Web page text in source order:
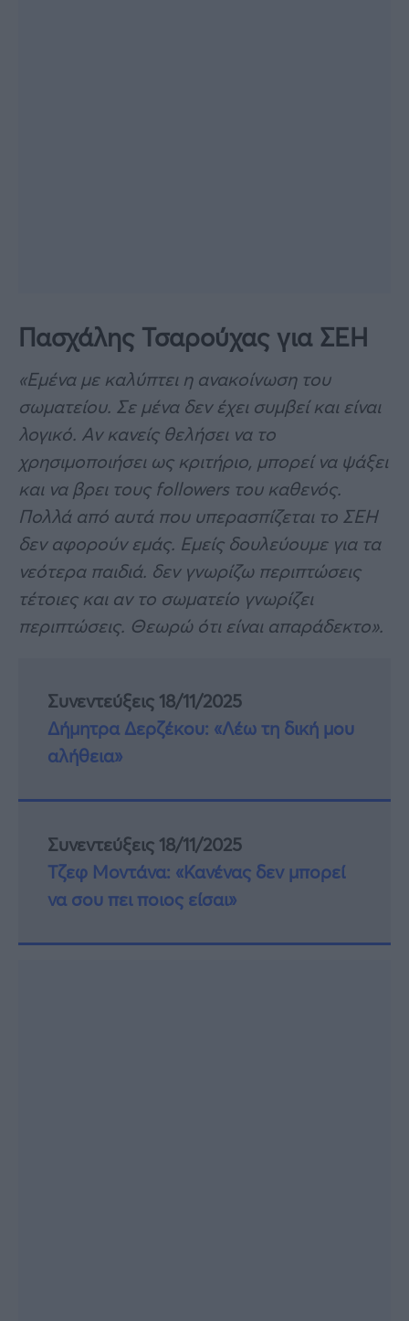
Πασχάλης Τσαρούχας για ΣΕΗ
«Εμένα με καλύπτει η ανακοίνωση του
σωματείου. Σε μένα δεν έχει συμβεί και είναι
λογικό. Αν κανείς θελήσει να το
χρησιμοποιήσει ως κριτήριο, μπορεί να ψάξει
και να βρει τους followers του καθενός.
Πολλά από αυτά που υπερασπίζεται το ΣΕΗ
δεν αφορούν εμάς. Εμείς δουλεύουμε για τα
νεότερα παιδιά. δεν γνωρίζω περιπτώσεις
τέτοιες και αν το σωματείο γνωρίζει
περιπτώσεις. Θεωρώ ότι είναι απαράδεκτο».
Συνεντεύξεις 18/11/2025
Δήμητρα Δερζέκου: «Λέω τη δική μου
αλήθεια»
Συνεντεύξεις 18/11/2025
Τζεφ Μοντάνα: «Κανένας δεν μπορεί
να σου πει ποιος είσαι»